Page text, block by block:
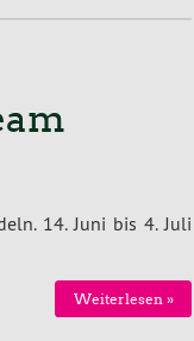
14. Juni bis 4. Juli
Weiterlesen »